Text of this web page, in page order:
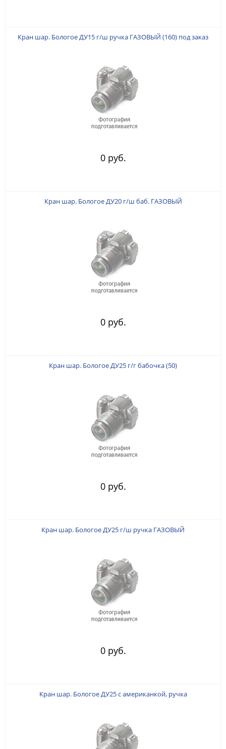
Кран шар. Бологое ДУ15 г/ш ручка ГАЗОВЫЙ (160) под заказ
0 руб.
Кран шар. Бологое ДУ20 г/ш баб. ГАЗОВЫЙ
0 руб.
Кран шар. Бологое ДУ25 г/г бабочка (50)
0 руб.
Кран шар. Бологое ДУ25 г/ш ручка ГАЗОВЫЙ
0 руб.
Кран шар. Бологое ДУ25 с американкой, ручка